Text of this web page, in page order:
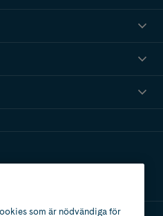
som är nödvändiga för